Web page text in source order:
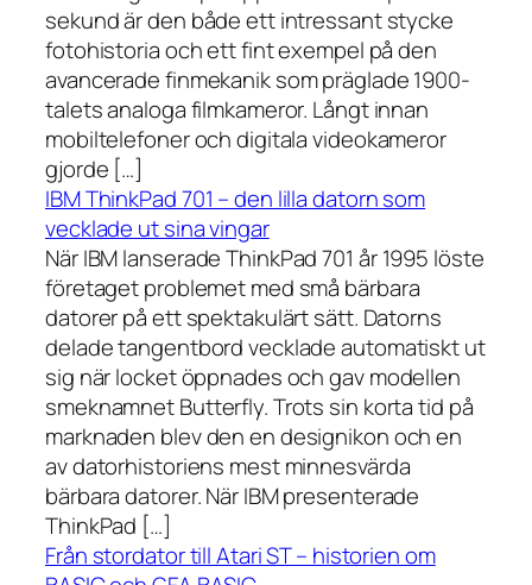
sekund är den både ett intressant stycke
fotohistoria och ett fint exempel på den
avancerade finmekanik som präglade 1900-
talets analoga filmkameror. Långt innan
mobiltelefoner och digitala videokameror
gjorde […]
IBM ThinkPad 701 – den lilla datorn som
vecklade ut sina vingar
När IBM lanserade ThinkPad 701 år 1995 löste
företaget problemet med små bärbara
datorer på ett spektakulärt sätt. Datorns
delade tangentbord vecklade automatiskt ut
sig när locket öppnades och gav modellen
smeknamnet Butterfly. Trots sin korta tid på
marknaden blev den en designikon och en
av datorhistoriens mest minnesvärda
bärbara datorer. När IBM presenterade
ThinkPad […]
Från stordator till Atari ST – historien om